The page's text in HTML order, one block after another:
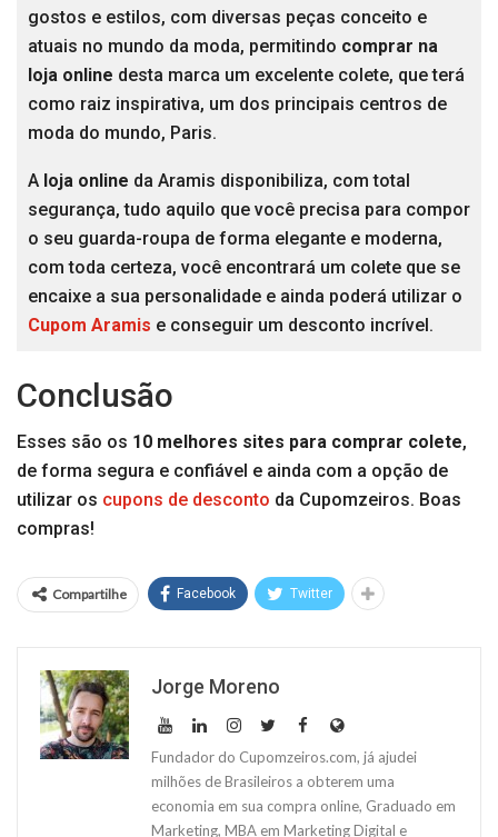
gostos e estilos, com diversas peças conceito e
atuais no mundo da moda, permitindo comprar na
loja online desta marca um excelente colete, que terá
como raiz inspirativa, um dos principais centros de
moda do mundo, Paris.
A loja online da Aramis disponibiliza, com total
segurança, tudo aquilo que você precisa para compor
o seu guarda-roupa de forma elegante e moderna,
com toda certeza, você encontrará um colete que se
encaixe a sua personalidade e ainda poderá utilizar o
Cupom Aramis e conseguir um desconto incrível.
Conclusão
Esses são os 10 melhores sites para comprar colete,
de forma segura e confiável e ainda com a opção de
utilizar os cupons de desconto da Cupomzeiros. Boas
compras!
Compartilhe Facebook Twitter
Jorge Moreno
Fundador do Cupomzeiros.com, já ajudei
milhões de Brasileiros a obterem uma
economia em sua compra online, Graduado em
Marketing, MBA em Marketing Digital e